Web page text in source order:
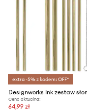
extra -5% z kodem: OFF*
Cena aktualna:
64,99 zł